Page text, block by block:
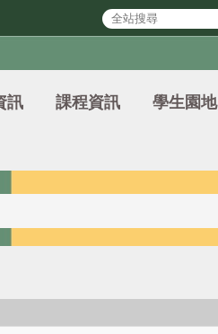
訊 課程資訊 學生園地